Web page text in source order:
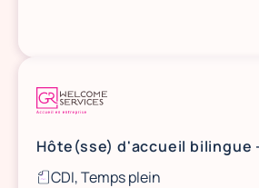
CDI, Temps plein